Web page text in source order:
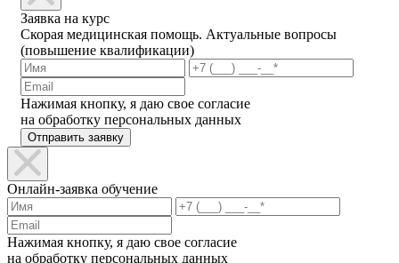
Заявка на курс
Скорая медицинская помощь. Актуальные вопросы
(повышение квалификации)
Нажимая кнопку, я даю свое согласие
на обработку персональных данных
Отправить заявку
Онлайн-заявка обучение
Нажимая кнопку, я даю свое согласие
на обработку персональных данных